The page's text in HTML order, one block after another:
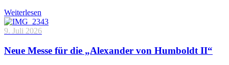
Weiterlesen
9. Juli 2026
Neue Messe für die „Alexander von Humboldt II“